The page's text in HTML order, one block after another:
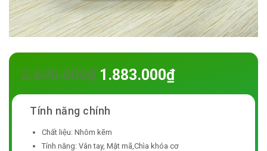
2.690.000₫ 1.883.000₫
Chất liệu: Nhôm kẽm
Tính năng: Vân tay, Mật mã,Chìa khóa cơ